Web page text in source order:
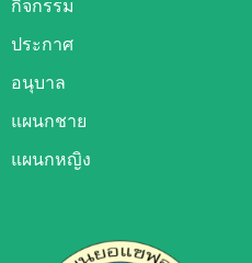
กิจกรรม
ประกาศ
อนุบาล
แผนกชาย
แผนกหญิง